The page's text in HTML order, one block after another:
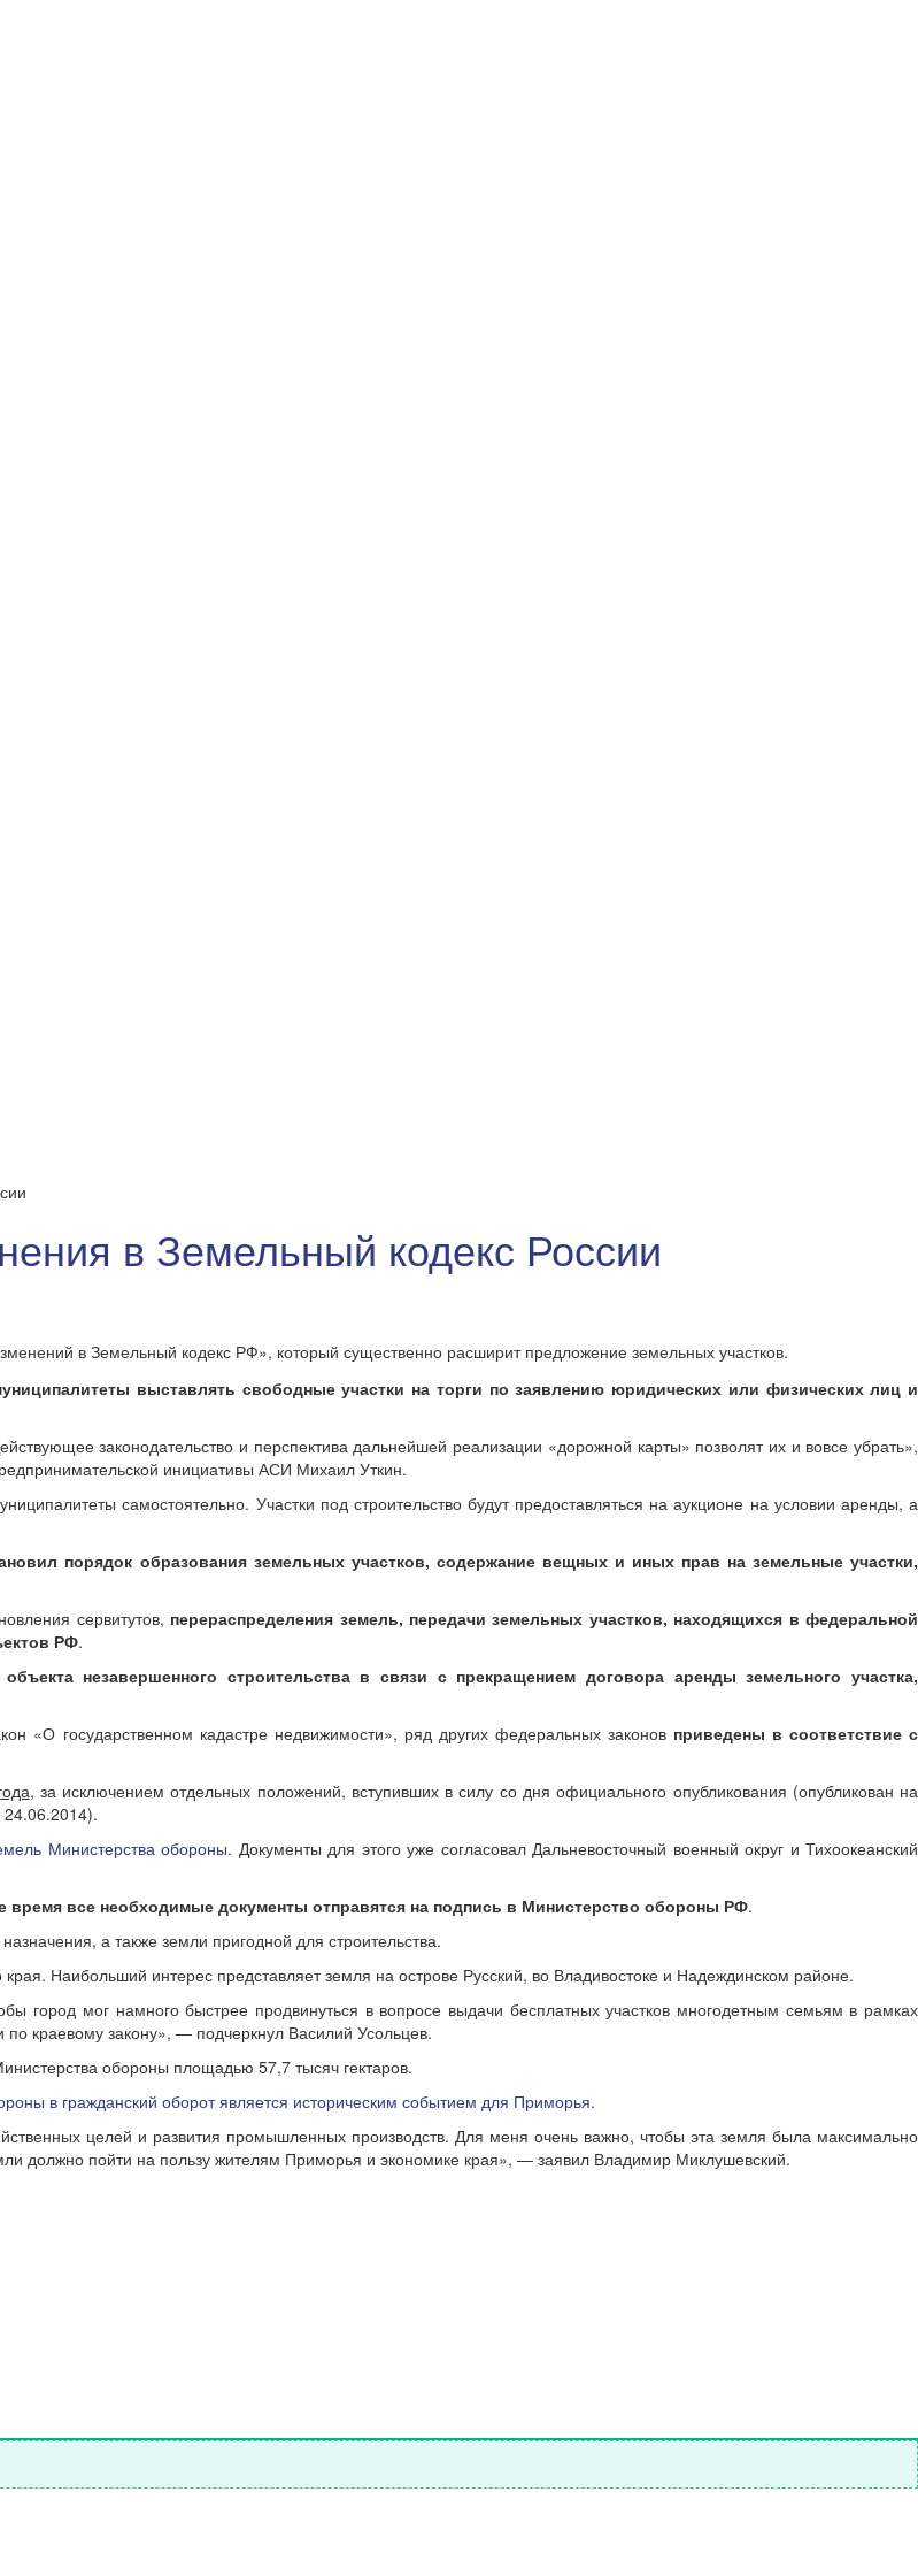
в Земельный кодекс России
в Земельный кодекс РФ», который существенно расширит предложение земельных участков.
выставлять свободные участки на торги по заявлению юридических или физических лиц и
законодательство и перспектива дальнейшей реализации «дорожной карты» позволят их и вовсе убрать»,
инициативы АСИ Михаил Уткин.
самостоятельно. Участки под строительство будут предоставляться на аукционе на условии аренды, а
порядок образования земельных участков, содержание вещных и иных прав на земельные участки,
сервитутов, перераспределения земель, передачи земельных участков, находящихся в федеральной
РФ.
объекта незавершенного строительства в связи с прекращением договора аренды земельного участка,
«О государственном кадастре недвижимости», ряд других федеральных законов приведены в соответствие с
, за исключением отдельных положений, вступивших в силу со дня официального опубликования (опубликован на
Министерства обороны. Документы для этого уже согласовал Дальневосточный военный округ и Тихоокеанский
время все необходимые документы отправятся на подпись в Министерство обороны РФ.
а также земли пригодной для строительства.
Наибольший интерес представляет земля на острове Русский, во Владивостоке и Надеждинском районе.
город мог намного быстрее продвинуться в вопросе выдачи бесплатных участков многодетным семьям в рамках
краевому закону», — подчеркнул Василий Усольцев.
обороны площадью 57,7 тысяч гектаров.
в гражданский оборот является историческим событием для Приморья.
целей и развития промышленных производств. Для меня очень важно, чтобы эта земля была максимально
должно пойти на пользу жителям Приморья и экономике края», — заявил Владимир Миклушевский.